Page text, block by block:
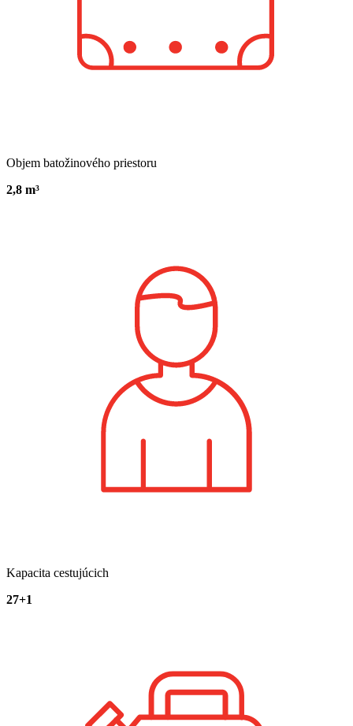
Objem batožinového priestoru
2,8 m³
Kapacita cestujúcich
27+1